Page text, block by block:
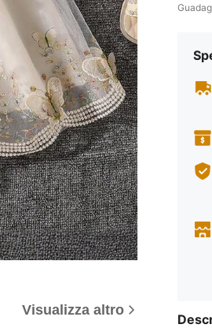
Visualizza altro